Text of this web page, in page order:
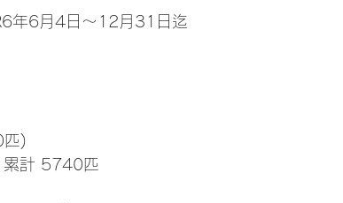
年6月4日～12月31日迄
匹)
累計 5740匹